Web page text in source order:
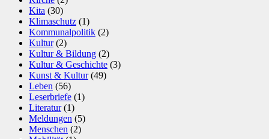
Kita (30)
Klimaschutz (1)
Kommunalpolitik (2)
Kultur(2)
Kultur & Bildung (2)
Kultur & Geschichte (3)
Kunst & Kultur(49)
Leben (56)
Leserbriefe (1)
Literatur(1)
Meldungen (5)
Menschen (2)